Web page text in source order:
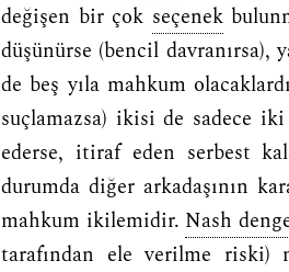
değişen bir çok seçenek
düşünürse (bencil
de beş yıla mahkum
suçlamazsa) ikisi de sadece
ederse, itiraf eden serbest
durumda diğer arkadaşının
mahkum ikilemidir. Nash
tarafından ele verilme riski)